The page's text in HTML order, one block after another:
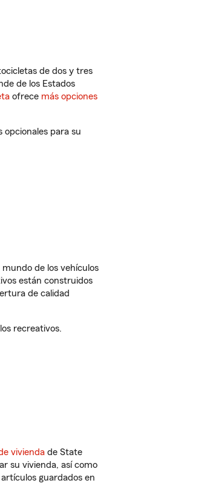
de dos y tres
de los Estados
ofrece más opciones
para su
mundo de los vehículos
están construidos
de calidad
recreativos.
vivienda de State
su vivienda, así como
guardados en